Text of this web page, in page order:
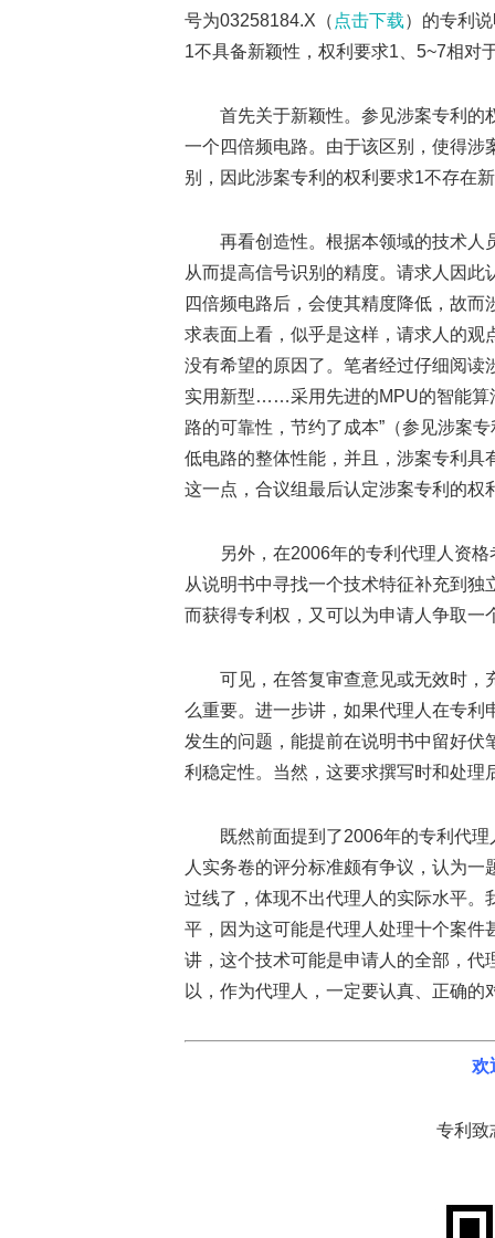
号为03258184.X（ 点击下载）的专利
1不具备新颖性，权利要求1、5~7相对
首先关于新颖性。参见涉案专利的
一个四倍频电路。由于该区别，使得
别，因此涉案专利的权利要求1不存在
再看创造性。根据本领域的技术人
从而提高信号识别的精度。请求人因
四倍频电路后，会使其精度降低，故
求表面上看，似乎是这样，请求人的
没有希望的原因了。笔者经过仔细阅读
实用新型……采用先进的MPU的智能算
路的可靠性，节约了成本”（参见涉案
低电路的整体性能，并且，涉案专利
这一点，合议组最后认定涉案专利的
另外，在2006年的专利代理人资
从说明书中寻找一个技术特征补充到
而获得专利权，又可以为申请人争取一
可见，在答复审查意见或无效时，
么重要。进一步讲，如果代理人在专
发生的问题，能提前在说明书中留好
利稳定性。当然，这要求撰写时和处
既然前面提到了2006年的专利代
人实务卷的评分标准颇有争议，认为
过线了，体现不出代理人的实际水平
平，因为这可能是代理人处理十个案
讲，这个技术可能是申请人的全部，
以，作为代理人，一定要认真、正确
欢
专利